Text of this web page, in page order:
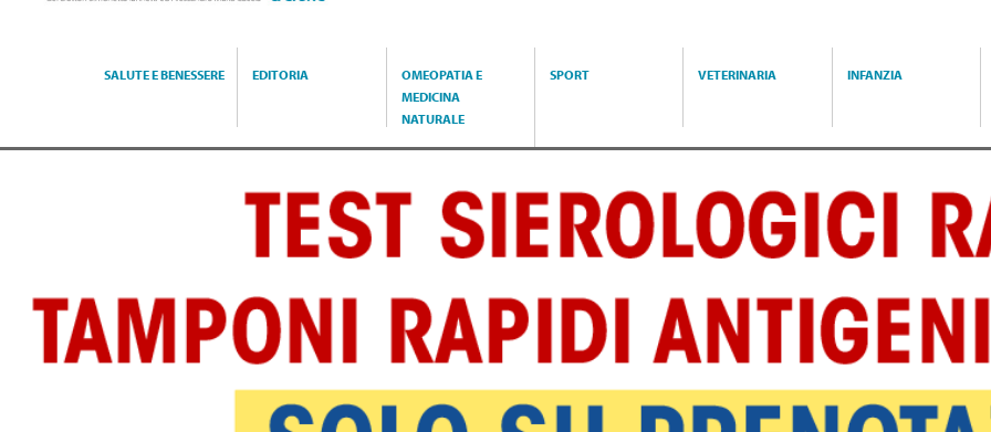
SALUTE E BENESSERE EDITORIA
OMEOPATIA E
MEDICINA
NATURALE
SPORT VETERINARIA INFANZIA